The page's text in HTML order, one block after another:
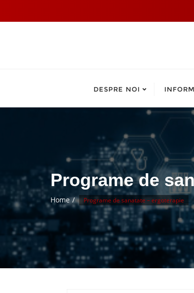
DESPRE NOI
Programe de
Home Programe de sanatate – ergoterapie